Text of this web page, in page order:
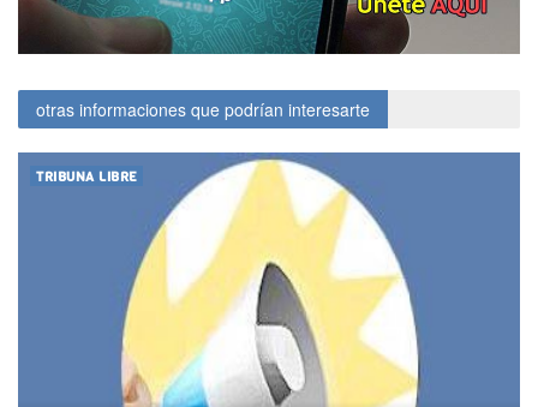
otras informaciones que podrían interesarte
TRIBUNA LIBRE